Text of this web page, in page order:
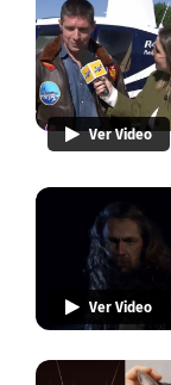
Ver Video
Ver Video